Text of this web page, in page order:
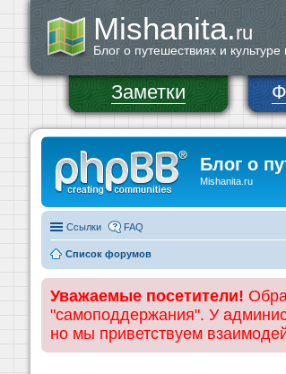
Mishanita.ru
Блог о путешествиях и
Заметки
Блог о
Mishanita.ru
Ссылки FAQ
Список форумов
Уважаемые посетители!
"самоподдержания". У
но мы приветствуем